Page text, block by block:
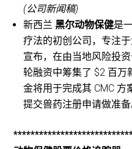
(公司新闻稿)
新西兰黑尔动物保健是
疗法的初创公司，专注
宣布，在由当地风险投
轮融资中筹集了 $2 百万
金将用于完成其 CMC
提交兽药注册申请做准备